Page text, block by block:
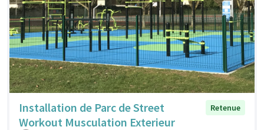
Installation de Parc de Street
Workout Musculation Exterieur
Retenue